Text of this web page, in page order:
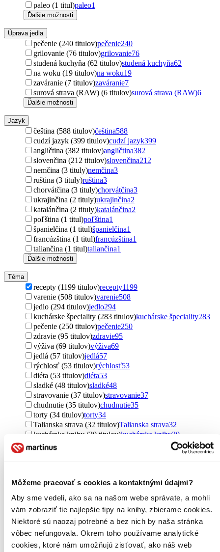
Môžeme pracovať s cookies a kontaktnými údajmi?
Aby sme vedeli, ako sa na našom webe správate, a mohli
vám zobraziť tie najlepšie tipy na knihy, zbierame cookies.
Niektoré sú naozaj potrebné a bez nich by naša stránka
vôbec nefungovala. Okrem toho používame analytické
cookies, ktoré nám umožňujú zisťovať, ako náš web
paleo (1 titul)paleo1
Ďalšie možnosti
Úprava jedla
pečenie (240 titulov)pečenie240
grilovanie (76 titulov)grilovanie76
studená kuchyňa (62 titulov)studená kuchyňa62
na woku (19 titulov)na woku19
zaváranie (7 titulov)zaváranie7
surová strava (RAW) (6 titulov)surová strava (RAW)6
Ďalšie možnosti
Jazyk
čeština (588 titulov)čeština588
cudzí jazyk (399 titulov)cudzí jazyk399
angličtina (382 titulov)angličtina382
slovenčina (212 titulov)slovenčina212
nemčina (3 tituly)nemčina3
ruština (3 tituly)ruština3
chorvátčina (3 tituly)chorvátčina3
ukrajinčina (2 tituly)ukrajinčina2
katalánčina (2 tituly)katalánčina2
poľština (1 titul)poľština1
španielčina (1 titul)španielčina1
francúzština (1 titul)francúzština1
taliančina (1 titul)taliančina1
Ďalšie možnosti
Téma
recepty (1199 titulov)recepty1199
varenie (508 titulov)varenie508
jedlo (294 titulov)jedlo294
kuchárske špeciality (283 titulov)kuchárske špeciality283
pečenie (250 titulov)pečenie250
zdravie (95 titulov)zdravie95
výživa (69 titulov)výživa69
jedlá (57 titulov)jedlá57
rýchlosť (53 titulov)rýchlosť53
diéta (53 titulov)diéta53
sladké (48 titulov)sladké48
stravovanie (37 titulov)stravovanie37
chudnutie (35 titulov)chudnutie35
torty (34 titulov)torty34
Talianska strava (32 titulov)Talianska strava32
kuchárske knihy (30 titulov)kuchárske knihy30
choroby (29 titulov)
Vianoce (21 titulov)Vianoce21
koláče (17 titulov)koláče17
gastronómia (17 titulov)
gastronómia
kuchár (17 titulov)kuchár17
Jamie Oliver (17 titulov)Jamie Oliver 17
fitness (15 titulov)fitness 15
foodblog (14 titulov)foodblog14
raňajky (13 titulov)raňajky13